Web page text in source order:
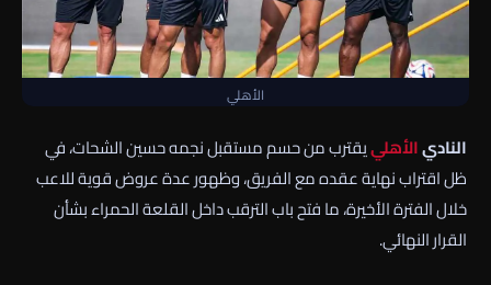
الأهلي
الناديالأهلييقترب من حسم مستقبل نجمه حسين الشحات، في
ظل اقتراب نهاية عقده مع الفريق، وظهور عدة عروض قوية للاعب
خلال الفترة الأخيرة، ما فتح باب الترقب داخل القلعة الحمراء بشأن
القرار النهائي.